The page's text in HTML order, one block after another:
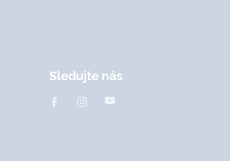
Sledujte nás